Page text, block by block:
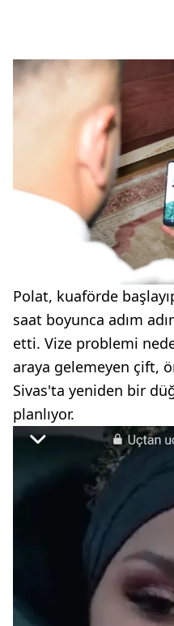
Polat, kuaförde
saat boyunca adım
etti. Vize problemi
araya gelemeyen çift,
Sivas'ta yeniden bir
planlıyor.